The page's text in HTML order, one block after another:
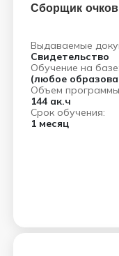
Сборщик очков
Выдаваемые
Свидетельство
Обучение на базе:
(любое
Объем
144 ак.ч
Срок обучения:
1 месяц